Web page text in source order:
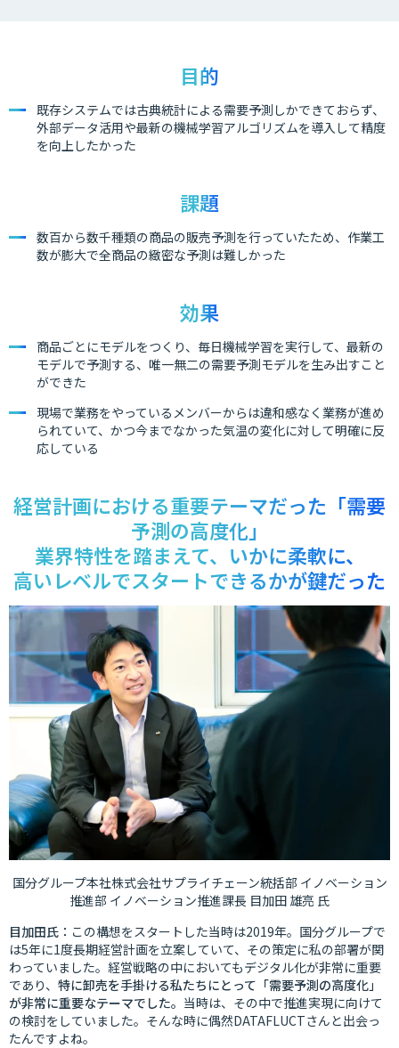
目的
既存システムでは古典統計による需要予測しかできておらず、
外部データ活用や最新の機械学習アルゴリズムを導入して精度
を向上したかった
課題
数百から数千種類の商品の販売予測を行っていたため、作業工
数が膨大で全商品の緻密な予測は難しかった
効果
商品ごとにモデルをつくり、毎日機械学習を実行して、最新の
モデルで予測する、唯一無二の需要予測モデルを生み出すこと
ができた
現場で業務をやっているメンバーからは違和感なく業務が進め
られていて、かつ今までなかった気温の変化に対して明確に反
応している
経営計画における重要テーマだった「需要
予測の高度化」
業界特性を踏まえて、いかに柔軟に、
高いレベルでスタートできるかが鍵だった
国分グループ本社株式会社サプライチェーン統括部 イノベーション
推進部 イノベーション推進課長 目加田 雄亮 氏
目加田氏： この構想をスタートした当時は2019年。国分グループで
は5年に1度長期経営計画を立案していて、その策定に私の部署が関
わっていました。経営戦略の中においてもデジタル化が非常に重要
であり、 特に卸売を手掛ける私たちにとって「需要予測の高度化」
が非常に重要なテーマでした。 当時は、その中で推進実現に向けて
の検討をしていました。そんな時に偶然DATAFLUCTさんと出会っ
たんですよね。